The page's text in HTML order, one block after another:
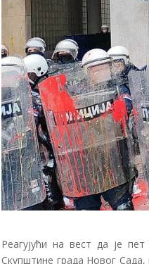
Реагујући на вест да је
Скупштине града Новог